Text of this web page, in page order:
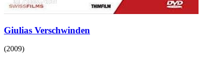
Giulias Verschwinden
(2009)